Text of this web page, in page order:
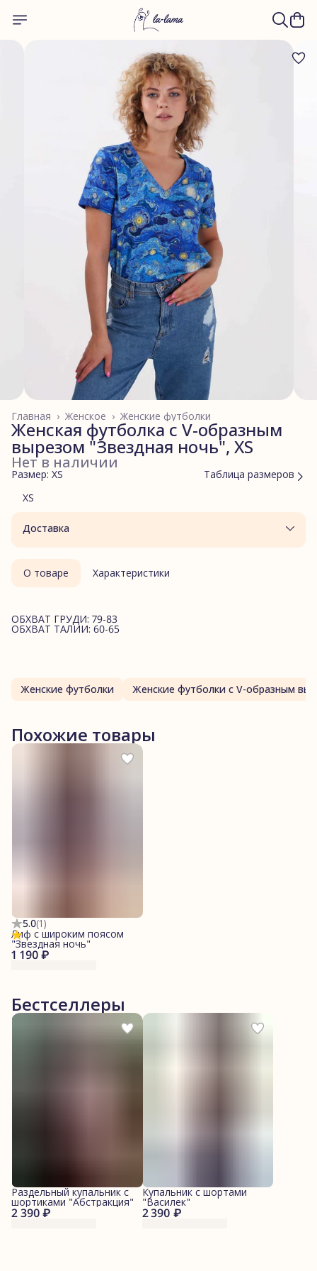
Женские футболки
Женское ›
Главная ›
Женская футболка с V-образным
вырезом "Звездная ночь", XS
Нет в наличии
Размер: XS
Таблица размеров
XS
Доставка
О товаре Характеристики
ОБХВАТ ГРУДИ: 79-83
ОБХВАТ ТАЛИИ: 60-65
Женские футболки Женские футболки с V-образным
Похожие товары
5.0(1)
1 190 ₽
Лиф с широким поясом
"Звездная ночь"
Бестселлеры
2 390 ₽
Раздельный купальник с
шортиками "Абстракция"
2 390 ₽
Купальник с шортами
"Василек"